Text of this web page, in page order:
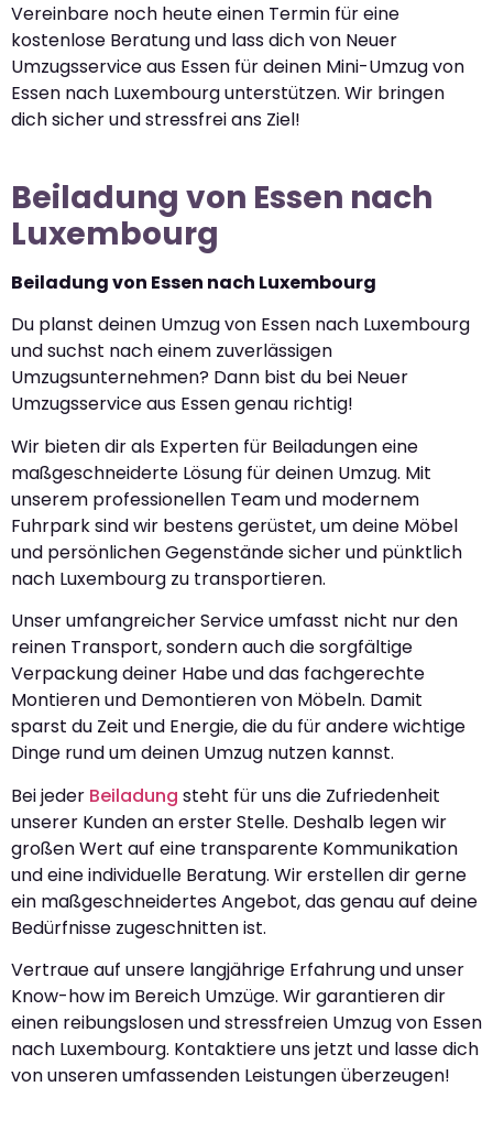
Vereinbare noch heute einen Termin für eine
kostenlose Beratung und lass dich von Neuer
Umzugsservice aus Essen für deinen Mini-Umzug von
Essen nach Luxembourg unterstützen. Wir bringen
dich sicher und stressfrei ans Ziel!
Beiladung von Essen nach
Luxembourg
Beiladung von Essen nach Luxembourg
Du planst deinen Umzug von Essen nach Luxembourg
und suchst nach einem zuverlässigen
Umzugsunternehmen? Dann bist du bei Neuer
Umzugsservice aus Essen genau richtig!
Wir bieten dir als Experten für Beiladungen eine
maßgeschneiderte Lösung für deinen Umzug. Mit
unserem professionellen Team und modernem
Fuhrpark sind wir bestens gerüstet, um deine Möbel
und persönlichen Gegenstände sicher und pünktlich
nach Luxembourg zu transportieren.
Unser umfangreicher Service umfasst nicht nur den
reinen Transport, sondern auch die sorgfältige
Verpackung deiner Habe und das fachgerechte
Montieren und Demontieren von Möbeln. Damit
sparst du Zeit und Energie, die du für andere wichtige
Dinge rund um deinen Umzug nutzen kannst.
Bei jeder Beiladung steht für uns die Zufriedenheit
unserer Kunden an erster Stelle. Deshalb legen wir
großen Wert auf eine transparente Kommunikation
und eine individuelle Beratung. Wir erstellen dir gerne
ein maßgeschneidertes Angebot, das genau auf deine
Bedürfnisse zugeschnitten ist.
Vertraue auf unsere langjährige Erfahrung und unser
Know-how im Bereich Umzüge. Wir garantieren dir
einen reibungslosen und stressfreien Umzug von Essen
nach Luxembourg. Kontaktiere uns jetzt und lasse dich
von unseren umfassenden Leistungen überzeugen!